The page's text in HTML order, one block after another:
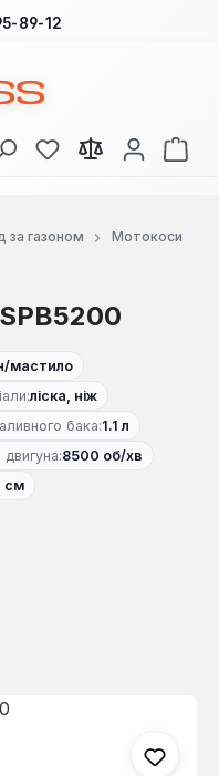
89-12
У вас є 0 у списку
за газоном
Мотокоси
мастило
ліска, ніж
бака:1.1 л
8500 об/хв
см